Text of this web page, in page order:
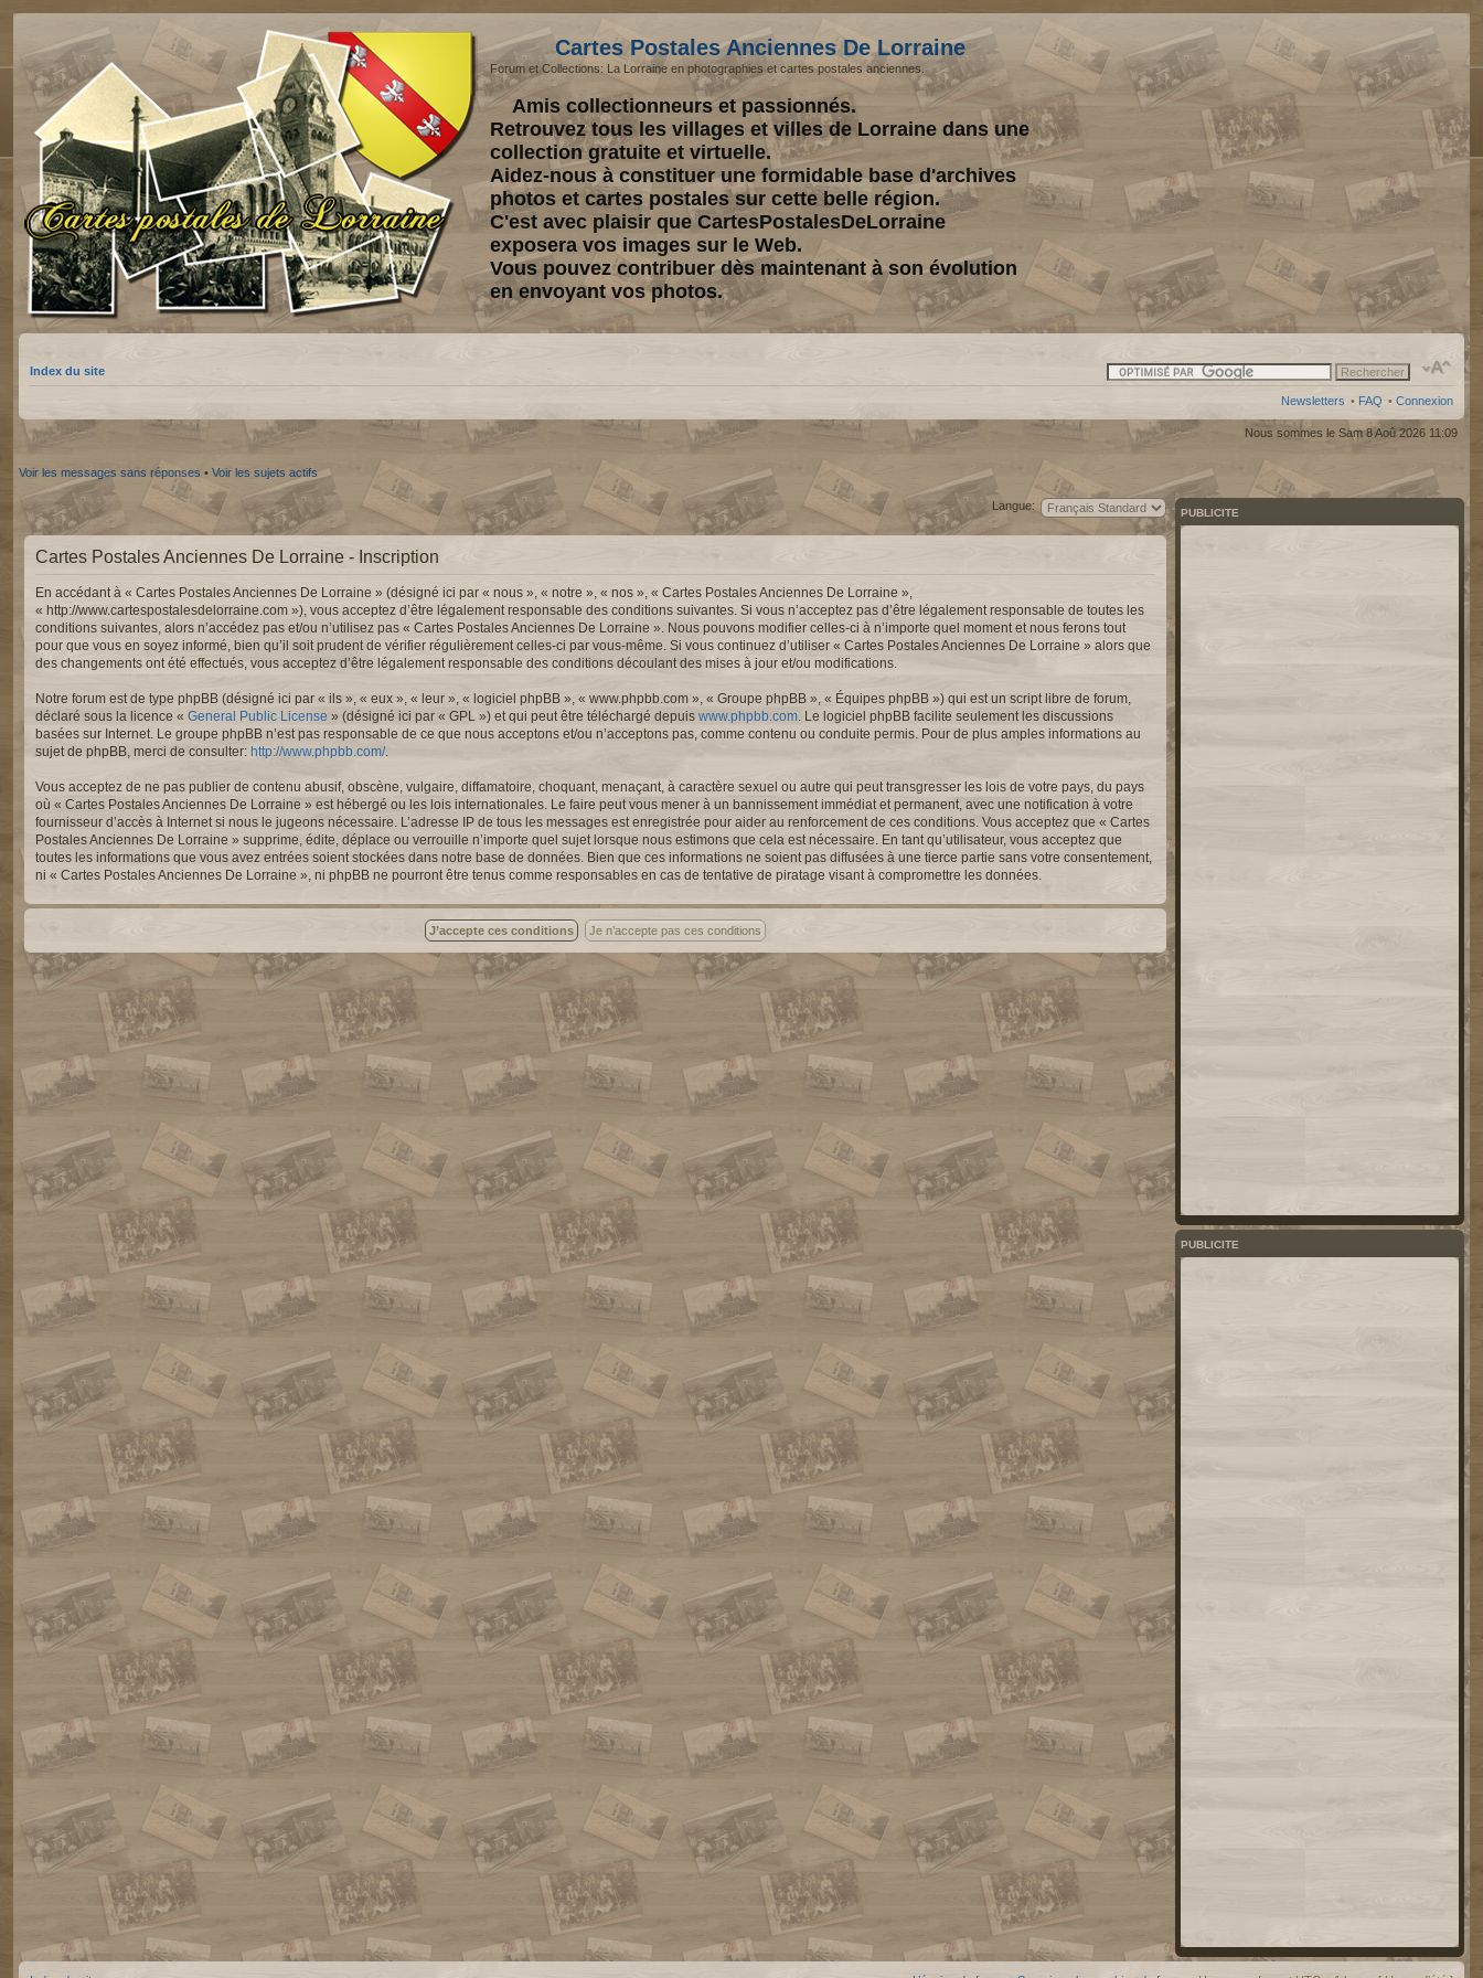
Cartes Postales Anciennes De Lorraine
Forum et Collections: La Lorraine en photographies et cartes postales anciennes.
Amis collectionneurs et passionnés.
Retrouvez tous les villages et villes de Lorraine dans une
collection gratuite et virtuelle.
Aidez-nous à constituer une formidable base d'archives
photos et cartes postales sur cette belle région.
C'est avec plaisir que CartesPostalesDeLorraine
exposera vos images sur le Web.
Vous pouvez contribuer dès maintenant à son évolution
en envoyant vos photos.
Index du site
Newsletters • FAQ • Connexion
Nous sommes le Sam 8 Aoû 2026 11:09
Voir les messages sans réponses • Voir les sujets actifs
Langue:
Cartes Postales Anciennes De Lorraine - Inscription
En accédant à « Cartes Postales Anciennes De Lorraine » (désigné ici par « nous », « notre », « nos », « Cartes Postales Anciennes De Lorraine »,
« http://www.cartespostalesdelorraine.com »), vous acceptez d’être légalement responsable des conditions suivantes. Si vous n’acceptez pas d’être légalement responsable de toutes les
conditions suivantes, alors n’accédez pas et/ou n’utilisez pas « Cartes Postales Anciennes De Lorraine ». Nous pouvons modifier celles-ci à n’importe quel moment et nous ferons tout
pour que vous en soyez informé, bien qu’il soit prudent de vérifier régulièrement celles-ci par vous-même. Si vous continuez d’utiliser « Cartes Postales Anciennes De Lorraine » alors que
des changements ont été effectués, vous acceptez d’être légalement responsable des conditions découlant des mises à jour et/ou modifications.
Notre forum est de type phpBB (désigné ici par « ils », « eux », « leur », « logiciel phpBB », « www.phpbb.com », « Groupe phpBB », « Équipes phpBB ») qui est un script libre de forum,
déclaré sous la licence « General Public License » (désigné ici par « GPL ») et qui peut être téléchargé depuis www.phpbb.com. Le logiciel phpBB facilite seulement les discussions
basées sur Internet. Le groupe phpBB n’est pas responsable de ce que nous acceptons et/ou n’acceptons pas, comme contenu ou conduite permis. Pour de plus amples informations au
sujet de phpBB, merci de consulter: http://www.phpbb.com/.
Vous acceptez de ne pas publier de contenu abusif, obscène, vulgaire, diffamatoire, choquant, menaçant, à caractère sexuel ou autre qui peut transgresser les lois de votre pays, du pays
où « Cartes Postales Anciennes De Lorraine » est hébergé ou les lois internationales. Le faire peut vous mener à un bannissement immédiat et permanent, avec une notification à votre
fournisseur d’accès à Internet si nous le jugeons nécessaire. L’adresse IP de tous les messages est enregistrée pour aider au renforcement de ces conditions. Vous acceptez que « Cartes
Postales Anciennes De Lorraine » supprime, édite, déplace ou verrouille n’importe quel sujet lorsque nous estimons que cela est nécessaire. En tant qu’utilisateur, vous acceptez que
toutes les informations que vous avez entrées soient stockées dans notre base de données. Bien que ces informations ne soient pas diffusées à une tierce partie sans votre consentement,
ni « Cartes Postales Anciennes De Lorraine », ni phpBB ne pourront être tenus comme responsables en cas de tentative de piratage visant à compromettre les données.
PUBLICITE
PUBLICITE